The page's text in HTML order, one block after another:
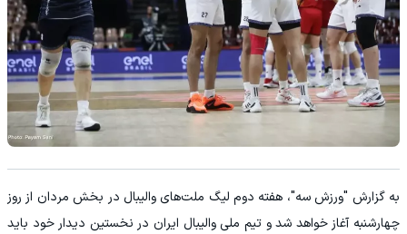
به گزارش "ورزش سه"، هفته دوم لیگ ملت‌های والیبال در بخش مردان از روز
چهارشنبه آغاز خواهد شد و تیم ملی والیبال ایران در نخستین دیدار خود باید